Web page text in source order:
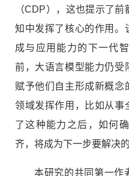
（CDP），这也提示了前
知中发挥了核心的作用。
成与应用能力的下一代
前，大语言模型能力仍受
赋予他们自主形成新概念
领域发挥作用，比如从事
了这种能力之后，如何
齐，将成为下一步要解决
本研究的共同第一作